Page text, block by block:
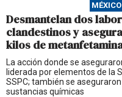
MÉXICO
Desmantelan dos
clandestinos y
kilos de
La acción donde se
liderada por elementos de la
SSPC; también se
sustancias químicas